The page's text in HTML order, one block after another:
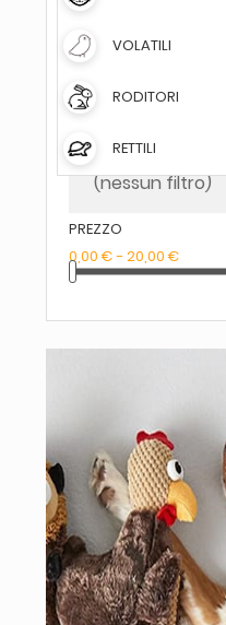
VOLATILI
RODITORI
RETTILI
FILTRA PER
DISPONIBILITÀ
(nessun filtro)
MARCA
(nessun filtro)
PREZZO
0,00 € - 20,00 €